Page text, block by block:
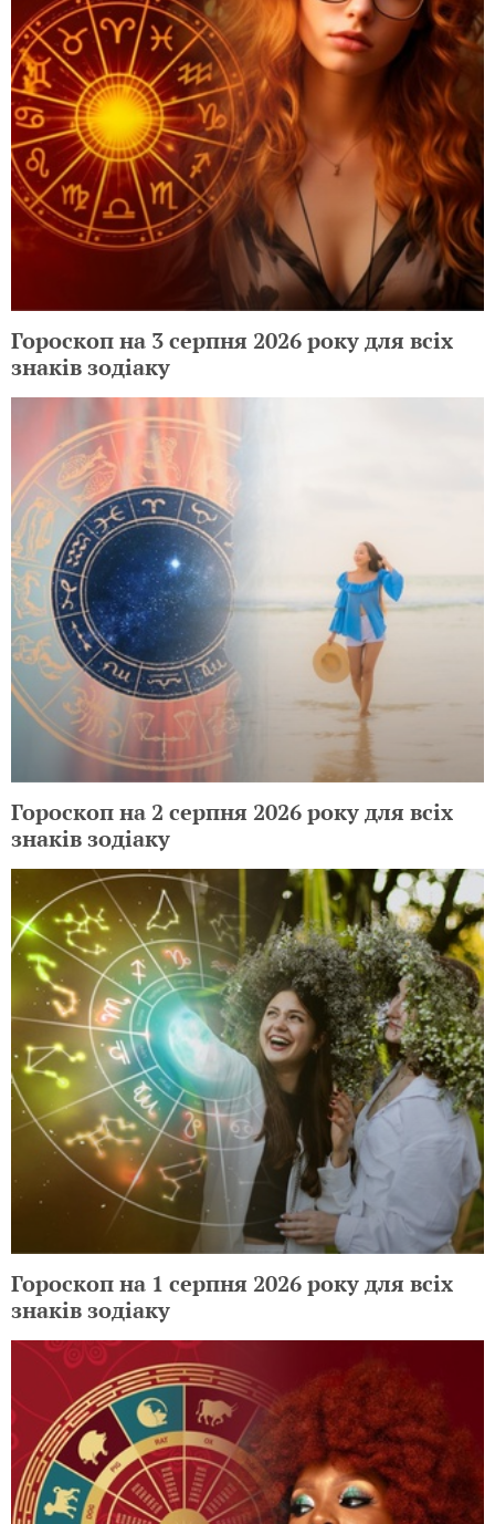
Гороскоп на 3 серпня 2026 року для всіх
знаків зодіаку
Гороскоп на 2 серпня 2026 року для всіх
знаків зодіаку
Гороскоп на 1 серпня 2026 року для всіх
знаків зодіаку